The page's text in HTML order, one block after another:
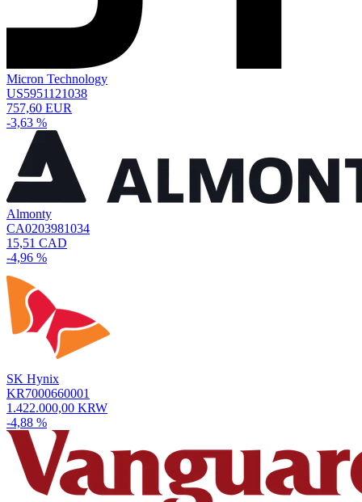
Micron Technology
US5951121038
757,60 EUR
-3,63 %
Almonty
CA0203981034
15,51 CAD
-4,96 %
SK Hynix
KR7000660001
1.422.000,00 KRW
-4,88 %